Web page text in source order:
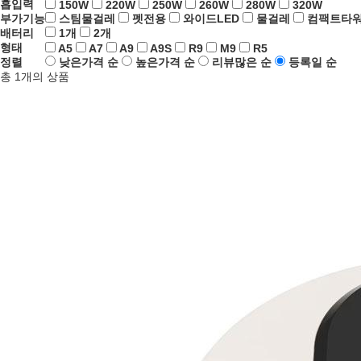
흡입력 150W 220W 250W 260W 280W
320W
부가기능
스팀물걸레 펫전용 와이드LED 물걸레
컴팩트타
배터리
1개
2개
형태
A5 A7 A9 A9S R9 M9
R5
정렬
낮은가격 순 높은가격 순 리뷰많은 순
등록일 순
총 1 개의 상품